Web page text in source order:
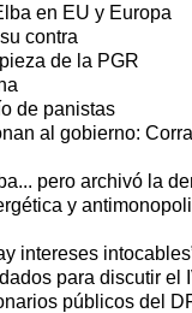
en EU y Europa
contra
de la PGR
de panistas
al gobierno: Corral
pero archivó la
y
intereses
para discutir el
públicos del